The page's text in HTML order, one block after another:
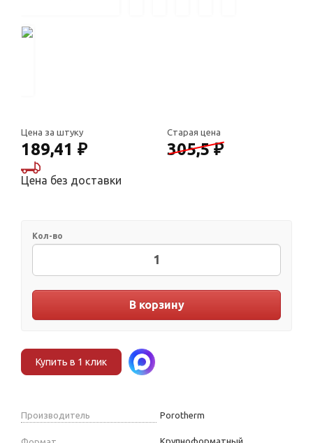
Цена за штуку
189,41 ₽
Старая цена
305,5 ₽
Цена без доставки
Кол-во
В корзину
Купить в 1 клик
Производитель Porotherm
Крупноформатный